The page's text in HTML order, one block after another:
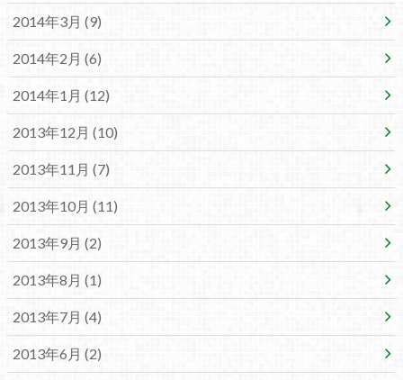
2014年3月 (9)
2014年2月 (6)
2014年1月 (12)
2013年12月 (10)
2013年11月 (7)
2013年10月 (11)
2013年9月 (2)
2013年8月 (1)
2013年7月 (4)
2013年6月 (2)